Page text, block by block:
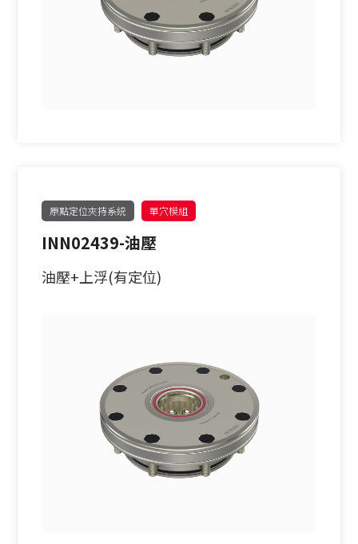
原點定位夾持系統 單穴模組
INN02439-油壓
油壓+上浮(有定位)